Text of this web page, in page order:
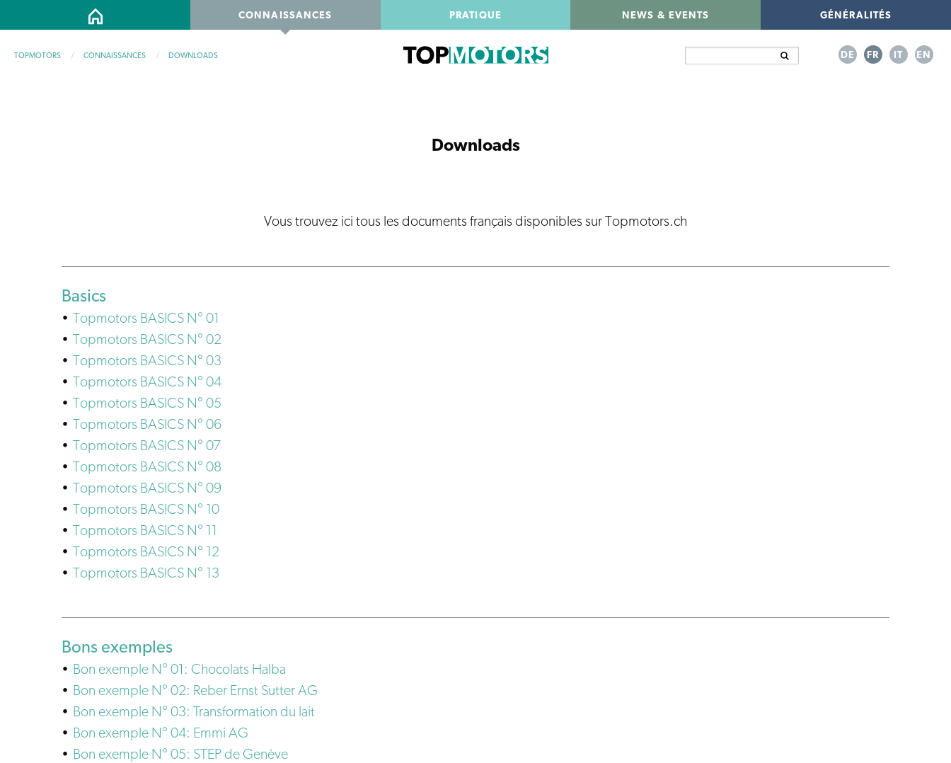
principal
navigation
HOME CONNAISSANCES PRATIQUE NEWS & EVENTS GÉNÉRALITÉS
DE FR IT EN
Vous
TOPMOTORS CONNAISSANCES DOWNLOADS
Downloads
Vous trouvez ici tous les documents français disponibles sur Topmotors.ch
Basics
Topmotors BASICS N° 01
Topmotors BASICS N° 02
Topmotors BASICS N° 03
Topmotors BASICS N° 04
Topmotors BASICS N° 05
Topmotors BASICS N° 06
Topmotors BASICS N° 07
Topmotors BASICS N° 08
Topmotors BASICS N° 09
Topmotors BASICS N° 10
Topmotors BASICS N° 11
Topmotors BASICS N° 12
Topmotors BASICS N° 13
Bons exemples
Bon exemple N° 01: Chocolats Halba
Bon exemple N° 02: Reber Ernst Sutter AG
Bon exemple N° 03: Transformation du lait
Bon exemple N° 04: Emmi AG
Bon exemple N° 05: STEP de Genève